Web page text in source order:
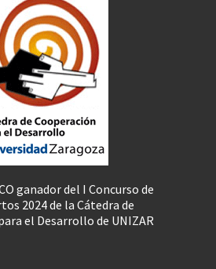
ganador del I Concurso de
2024 de la Cátedra de
el Desarrollo de UNIZAR